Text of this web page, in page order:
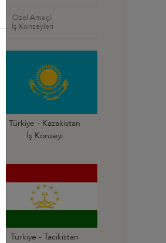
Özel Amaçlı
İş Konseyleri
Türkiye - Kazakistan
İş Konseyi
Türkiye - Tacikistan